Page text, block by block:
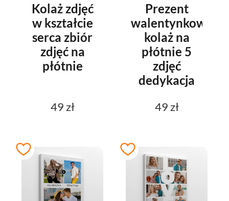
Kolaż zdjęć
w kształcie
serca zbiór
zdjęć na
płótnie
49 zł
Prezent
walentynkowy
kolaż na
płótnie 5
zdjęć
dedykacja
49 zł